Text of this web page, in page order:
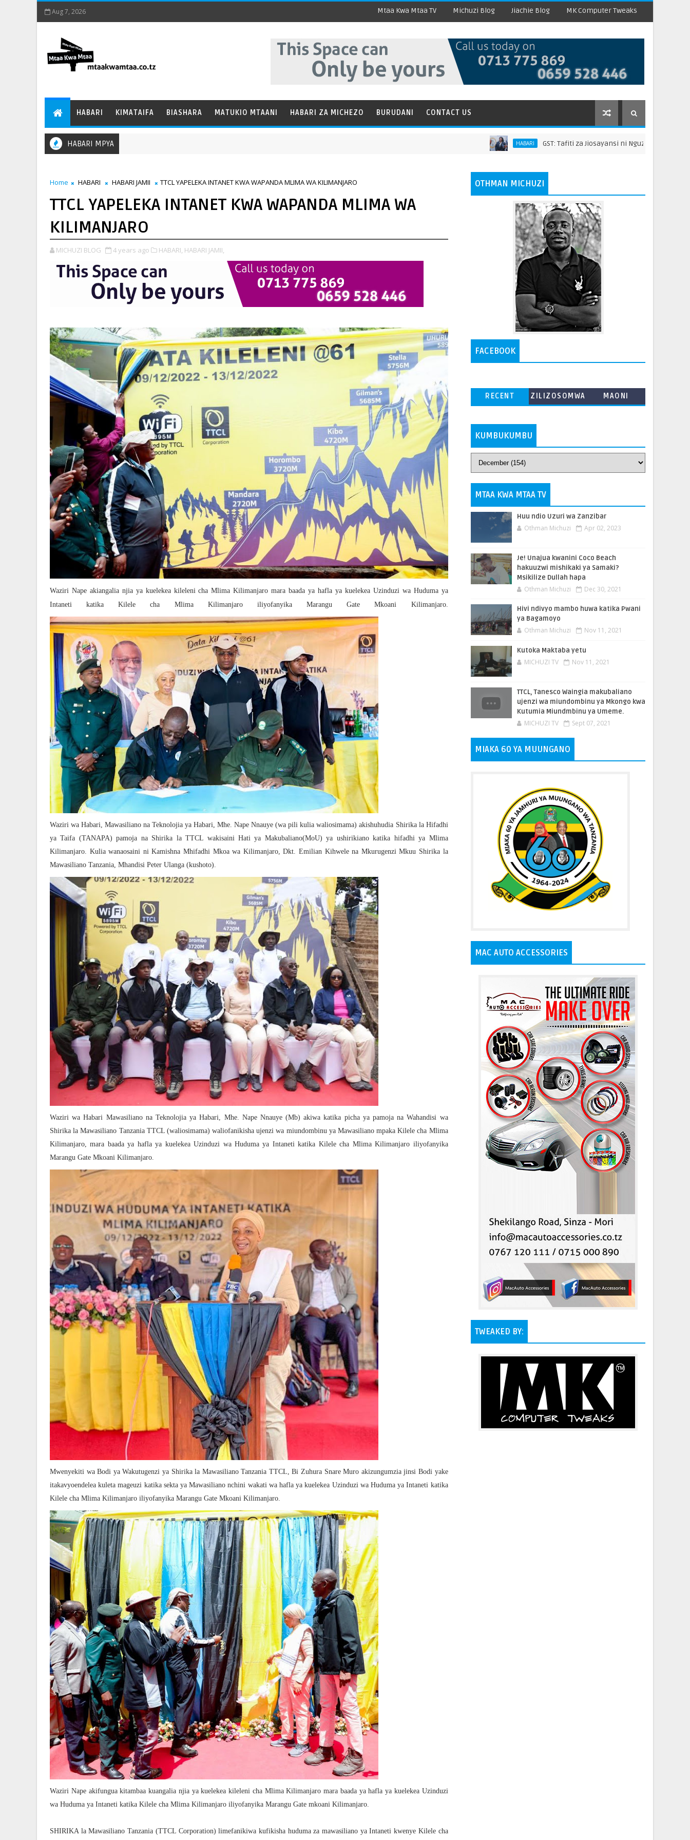
Aug 7, 2026 Mtaa Kwa Mtaa TV Michuzi Blog Jiachie Blog MK Computer Tweaks
HABARI KIMATAIFA BIASHARA MATUKIO MTAANI HABARI ZA MICHEZO BURUDANI CONTACT US
HABARI MPYA HABARI GST: Tafiti za Jiosayansi ni Nguzo ya Dira ya Taifa na
Home HABARI HABARI JAMII TTCL YAPELEKA INTANET KWA WAPANDA MLIMA WA KILIMANJARO
TTCL YAPELEKA INTANET KWA WAPANDA MLIMA WA
KILIMANJARO
MICHUZI BLOG 4 years ago HABARI, HABARI JAMII,
Waziri Nape akiangalia njia ya kuelekea kileleni cha Mlima Kilimanjaro mara baada ya hafla ya kuelekea Uzinduzi wa Huduma ya
Intaneti katika Kilele cha Mlima Kilimanjaro iliyofanyika Marangu Gate Mkoani Kilimanjaro.
Waziri wa Habari, Mawasiliano na Teknolojia ya Habari, Mhe. Nape Nnauye (wa pili kulia waliosimama) akishuhudia Shirika la Hifadhi
ya Taifa (TANAPA) pamoja na Shirika la TTCL wakisaini Hati ya Makubaliano(MoU) ya ushirikiano katika hifadhi ya Mlima
Kilimanjaro. Kulia wanaosaini ni Kamishna Mhifadhi Mkoa wa Kilimanjaro, Dkt. Emilian Kihwele na Mkurugenzi Mkuu Shirika la
Mawasiliano Tanzania, Mhandisi Peter Ulanga (kushoto).
Waziri wa Habari Mawasiliano na Teknolojia ya Habari, Mhe. Nape Nnauye (Mb) akiwa katika picha ya pamoja na Wahandisi wa
Shirika la Mawasiliano Tanzania TTCL (waliosimama) waliofanikisha ujenzi wa miundombinu ya Mawasiliano mpaka Kilele cha Mlima
Kilimanjaro, mara baada ya hafla ya kuelekea Uzinduzi wa Huduma ya Intaneti katika Kilele cha Mlima Kilimanjaro iliyofanyika
Marangu Gate Mkoani Kilimanjaro.
Mwenyekiti wa Bodi ya Wakutugenzi ya Shirika la Mawasiliano Tanzania TTCL, Bi Zuhura Snare Muro akizungumzia jinsi Bodi yake
itakavyoendelea kuleta mageuzi katika sekta ya Mawasiliano nchini wakati wa hafla ya kuelekea Uzinduzi wa Huduma ya Intaneti katika
Kilele cha Mlima Kilimanjaro iliyofanyika Marangu Gate Mkoani Kilimanjaro.
Waziri Nape akifungua kitambaa kuangalia njia ya kuelekea kileleni cha Mlima Kilimanjaro mara baada ya hafla ya kuelekea Uzinduzi
wa Huduma ya Intaneti katika Kilele cha Mlima Kilimanjaro iliyofanyika Marangu Gate mkoani Kilimanjaro.
SHIRIKA la Mawasiliano Tanzania (TTCL Corporation) limefanikiwa kufikisha huduma za mawasiliano ya Intaneti kwenye Kilele cha
OTHMAN MICHUZI
FACEBOOK
RECENT
ZILIZOSOMWA
MAONI
KUMBUKUMBU
MTAA KWA MTAA TV
Huu ndio Uzuri wa Zanzibar
Othman Michuzi Apr 02, 2023
Je! Unajua kwanini Coco Beach
hakuuzwi mishikaki ya Samaki?
Msikilize Dullah hapa
Othman Michuzi Dec 30, 2021
Hivi ndivyo mambo huwa katika Pwani
ya Bagamoyo
Othman Michuzi Nov 11, 2021
Kutoka Maktaba yetu
MICHUZI TV Nov 11, 2021
TTCL, Tanesco Waingia makubaliano
ujenzi wa miundombinu ya Mkongo kwa
Kutumia Miundmbinu ya Umeme.
MICHUZI TV Sept 07, 2021
MIAKA 60 YA MUUNGANO
MAC AUTO ACCESSORIES
TWEAKED BY: